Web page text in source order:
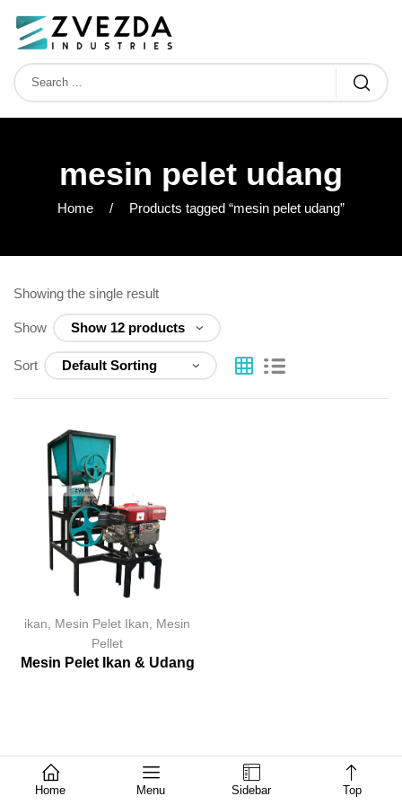
Home Menu Sidebar Top
mesin pelet udang
Home Products tagged “mesin pelet udang”
Showing the single result
Show
Sort
ikan Mesin Pelet Ikan
Mesin
Pellet
Mesin Pelet Ikan & Udang